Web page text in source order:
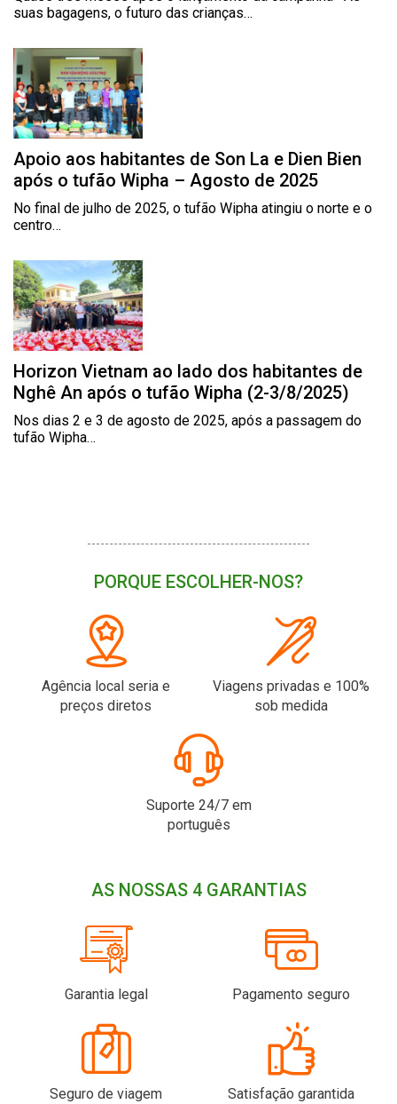
suas bagagens, o futuro das crianças…
Apoio aos habitantes de Son La e Dien Bien
após o tufão Wipha – Agosto de 2025
No final de julho de 2025, o tufão Wipha atingiu o norte e o
centro…
Horizon Vietnam ao lado dos habitantes de
Nghê An após o tufão Wipha (2-3/8/2025)
Nos dias 2 e 3 de agosto de 2025, após a passagem do
tufão Wipha…
PORQUE ESCOLHER-NOS?
Agência local seria e
preços diretos
Viagens privadas e 100%
sob medida
Suporte 24/7 em
português
AS NOSSAS 4 GARANTIAS
Garantia legal Pagamento seguro
Seguro de viagem Satisfação garantida